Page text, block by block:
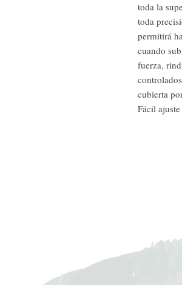
toda la
toda
permitirá
cuando
fuerza,
cubierta
Fácil